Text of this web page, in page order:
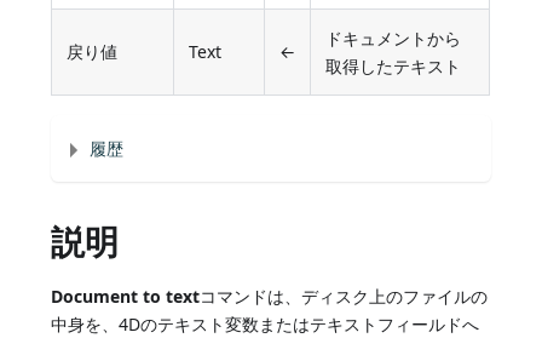
戻り値 Text ←
ドキュメントから
取得したテキスト
履歴
説明
Document to textコマンドは、ディスク上のファイルの
中身を、4Dのテキスト変数またはテキストフィールドへ